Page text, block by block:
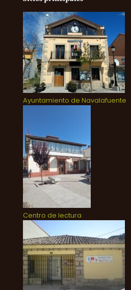
Ayuntamiento de Navalafuente
Centro de lectura